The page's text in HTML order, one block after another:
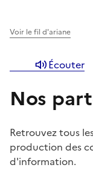
Voir le fil d'ariane
Écouter
Nos
Retrouvez tous
production des
d'information.